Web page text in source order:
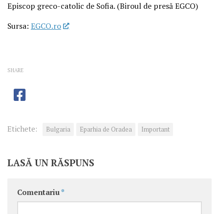
Episcop greco-catolic de Sofia. (Biroul de presă EGCO)
Sursa: EGCO.ro
SHARE
Etichete: Bulgaria Eparhia de Oradea Important
LASĂ UN RĂSPUNS
Comentariu *